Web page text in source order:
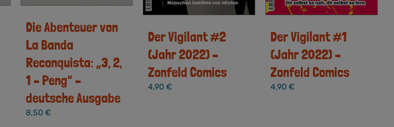
Die Abenteuer von
La Banda
Reconquista: „3, 2,
1 – Peng“ –
deutsche Ausgabe
8,50 €
Der Vigilant #2
(Jahr 2022) –
Zonfeld Comics
4,90€
Der Vigilant #1
(Jahr 2022) –
Zonfeld Comics
4,90€